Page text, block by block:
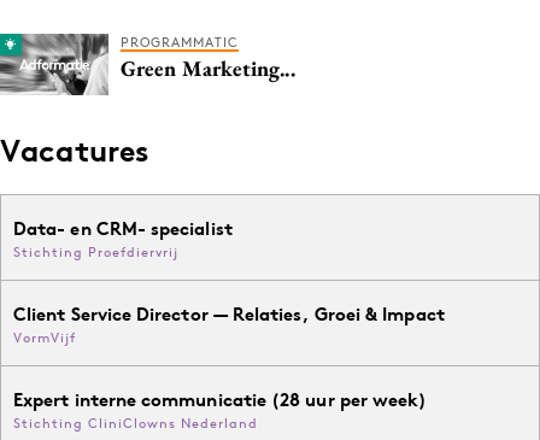
PROGRAMMATIC
Green Marketing...
Vacatures
Data- en CRM- specialist
Stichting Proefdiervrij
Client Service Director — Relaties, Groei & Impact
VormVijf
Expert interne communicatie (28 uur per week)
Stichting CliniClowns Nederland